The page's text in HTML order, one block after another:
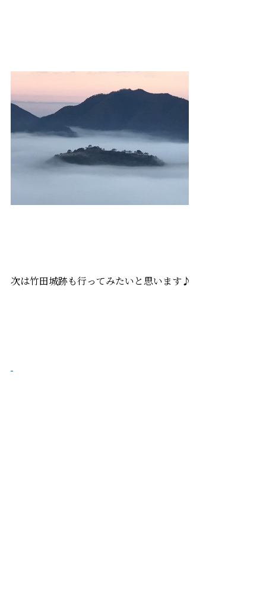
次は竹田城跡も行ってみたいと思います♪